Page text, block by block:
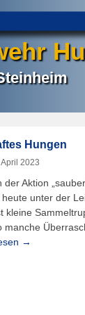
Hungen
April 2023
der Aktion
unter der
kleine
manche
→